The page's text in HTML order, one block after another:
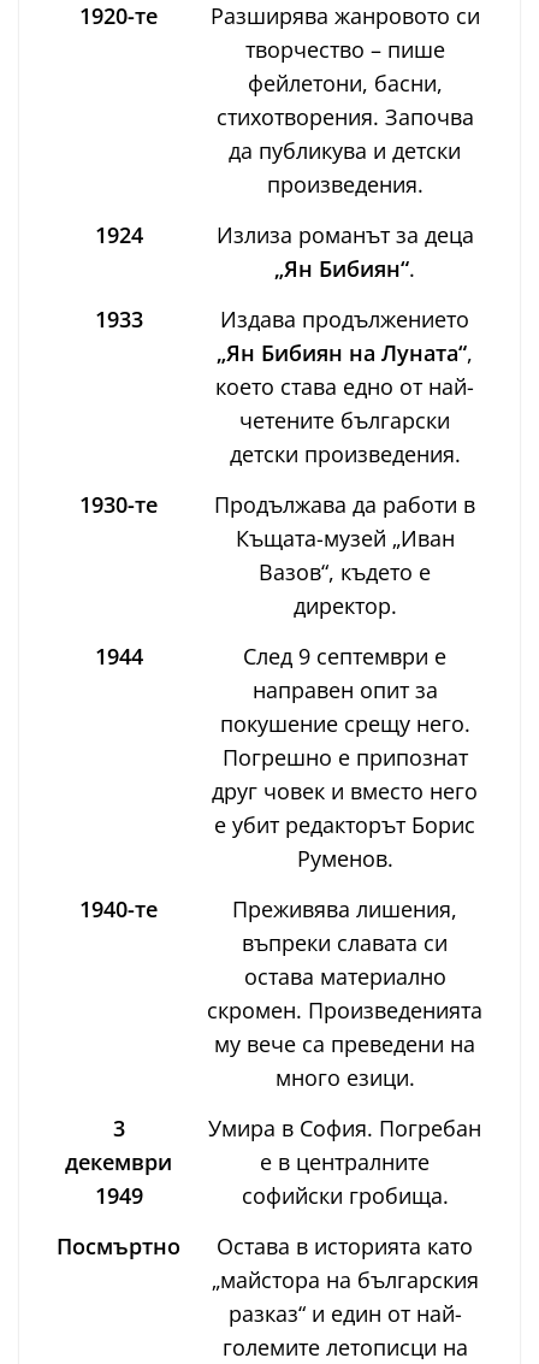
1920-те
Разширява жанровото си
творчество – пише
фейлетони, басни,
стихотворения. Започва
да публикува и детски
произведения.
1924
Излиза романът за деца
„Ян Бибиян“.
1933
Издава продължението
„Ян Бибиян на Луната“,
което става едно от най-
четените български
детски произведения.
1930-те
Продължава да работи в
Къщата-музей „Иван
Вазов“, където е
директор.
1944
След 9 септември е
направен опит за
покушение срещу него.
Погрешно е припознат
друг човек и вместо него
е убит редакторът Борис
Руменов.
1940-те
Преживява лишения,
въпреки славата си
остава материално
скромен. Произведенията
му вече са преведени на
много езици.
3
декември
1949
Умира в София. Погребан
е в централните
софийски гробища.
Посмъртно
Остава в историята като
„майстора на българския
разказ“ и един от най-
големите летописци на